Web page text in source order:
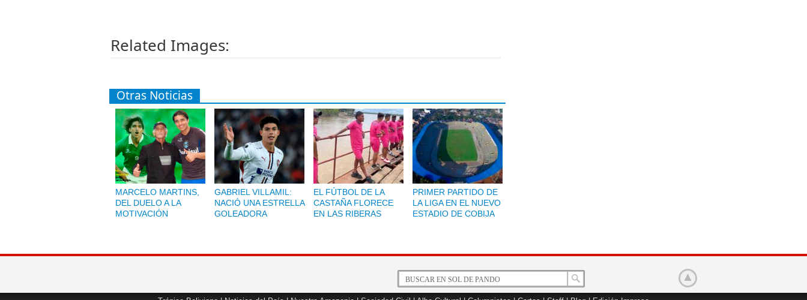
Related Images:
Otras Noticias
MARCELO MARTINS,
DEL DUELO A LA
MOTIVACIÓN
GABRIEL VILLAMIL:
NACIÓ UNA ESTRELLA
GOLEADORA
EL FÚTBOL DE LA
CASTAÑA FLORECE
EN LAS RIBERAS
PRIMER PARTIDO DE
LA LIGA EN EL NUEVO
ESTADIO DE COBIJA